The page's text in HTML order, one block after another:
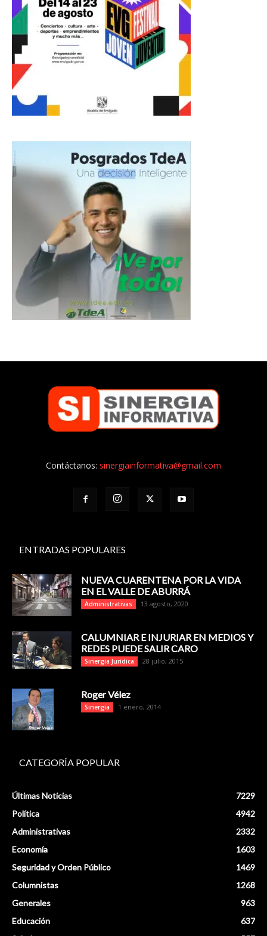
Contáctanos: sinergiainformativa@gmail.com
ENTRADAS POPULARES
NUEVA CUARENTENA POR LA VIDA
EN EL VALLE DE ABURRÁ
Administrativas 13 agosto, 2020
CALUMNIAR E INJURIAR EN MEDIOS Y
REDES PUEDE SALIR CARO
Sinergia Jurídica 28 julio, 2015
Roger Vélez
Sinergia 1 enero, 2014
CATEGORÍA POPULAR
Últimas Noticias
7229
Política
4942
Administrativas
2332
Economía
1603
Seguridad y Orden Público
1469
Columnistas
1268
Generales
963
Educación
637